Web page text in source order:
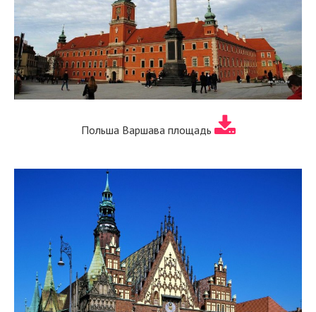
Польша Варшава площадь